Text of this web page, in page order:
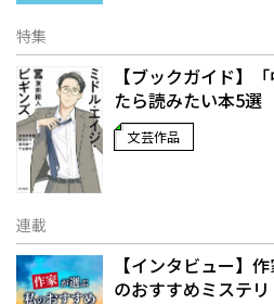
特集
【ブックガイド】
たら読みたい本5選
文芸作品
連載
【インタビュー】
のおすすめミステ